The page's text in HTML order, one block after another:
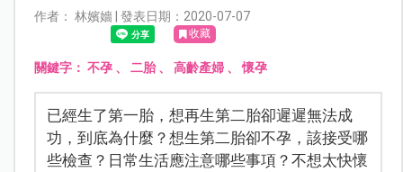
作者： 林嬪嬙 | 發表日期：2020-07-07
收藏
關鍵字： 不孕、 二胎、 高齡產婦、懷孕
已經生了第一胎，想再生第二胎卻遲遲無法成
功，到底為什麼？想生第二胎卻不孕，該接受哪
些檢查？日常生活應注意哪些事項？不想太快懷